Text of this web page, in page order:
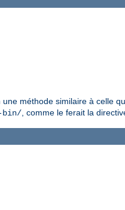
méthode similaire à celle
bin/, comme le ferait la